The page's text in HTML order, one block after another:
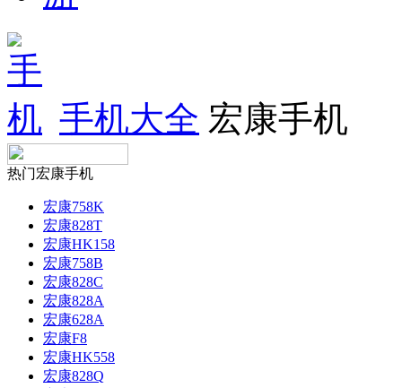
手机大全 宏康手机
热门宏康手机
宏康758K
宏康828T
宏康HK158
宏康758B
宏康828C
宏康828A
宏康628A
宏康F8
宏康HK558
宏康828Q